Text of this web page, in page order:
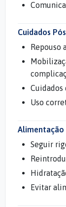
Cuidados
Repouso
Uso
Alimentação
Seguir
Evitar